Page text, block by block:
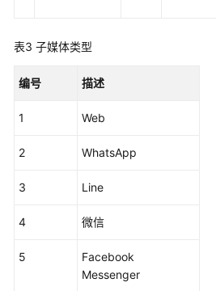
时
据
询
接
表3 子媒体类型
编号 描述
1 Web
2 WhatsApp
3 Line
4 微信
5
Facebook
Messenger